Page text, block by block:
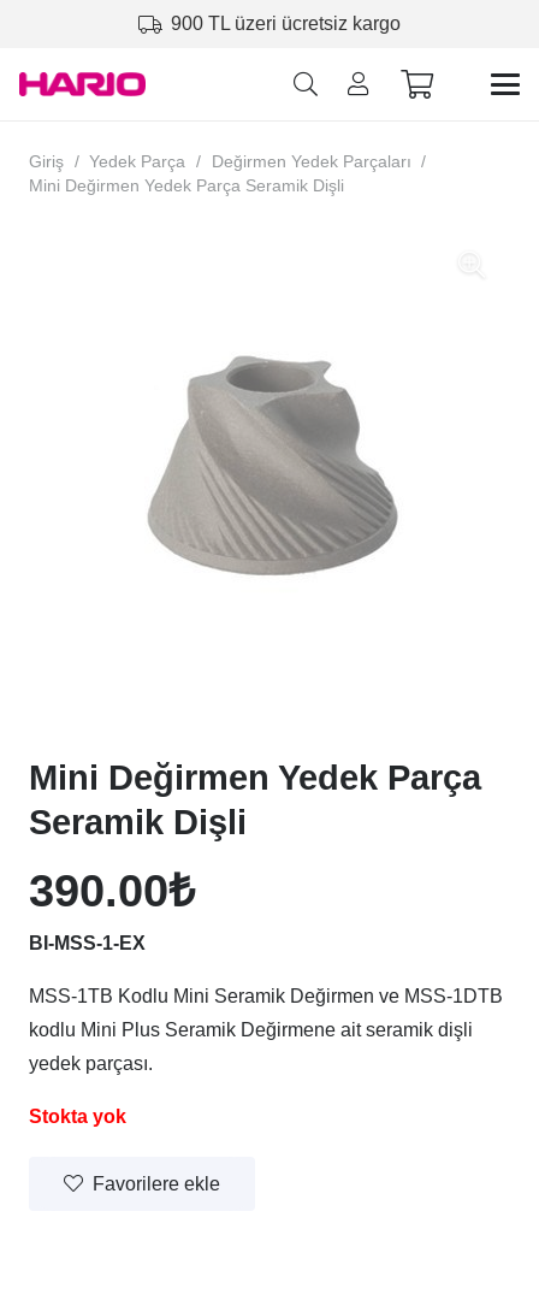
900 TL üzeri ücretsiz kargo
Giriş / Yedek Parça / Değirmen Yedek Parçaları /
Mini Değirmen Yedek Parça Seramik Dişli
Mini Değirmen Yedek Parça
Seramik Dişli
390.00₺
BI-MSS-1-EX
MSS-1TB Kodlu Mini Seramik Değirmen ve MSS-1DTB
kodlu Mini Plus Seramik Değirmene ait seramik dişli
yedek parçası.
Stokta yok
Favorilere ekle